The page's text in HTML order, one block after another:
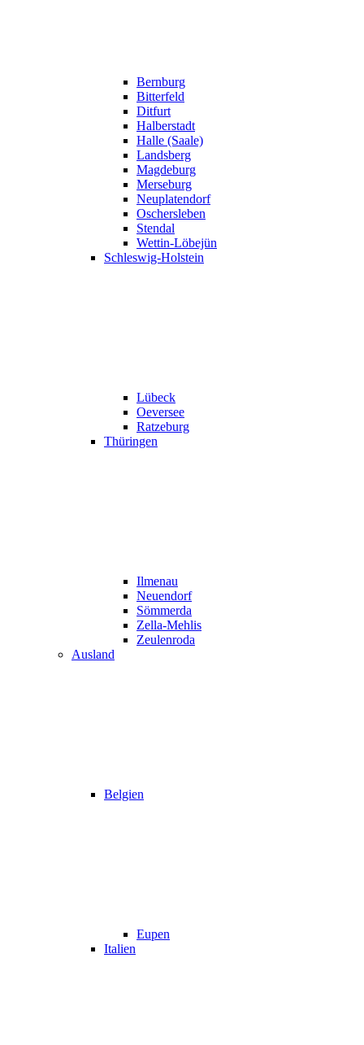
Bernburg
Bitterfeld
Ditfurt
Halberstadt
Halle (Saale)
Landsberg
Magdeburg
Merseburg
Neuplatendorf
Oschersleben
Stendal
Wettin-Löbejün
Schleswig-Holstein
Lübeck
Oeversee
Ratzeburg
Thüringen
Ilmenau
Neuendorf
Sömmerda
Zella-Mehlis
Zeulenroda
Ausland
Belgien
Eupen
Italien